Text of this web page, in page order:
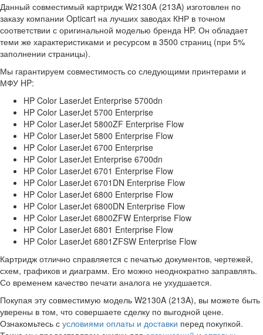
Данный совместимый картридж W2130A (213A) изготовлен по
заказу компании Opticart на лучших заводах КНР в точном
соответствии с оригинальной моделью бренда HP. Он обладает
теми же характеристиками и ресурсом в 3500 страниц (при 5%
заполнении страницы).
Мы гарантируем совместимость со следующими принтерами и
МФУ HP:
HP Color LaserJet Enterprise 5700dn
HP Color LaserJet 5700 Enterprise
HP Color LaserJet 5800ZF Enterprise Flow
HP Color LaserJet 5800 Enterprise Flow
HP Color LaserJet 6700 Enterprise
HP Color LaserJet Enterprise 6700dn
HP Color LaserJet 6701 Enterprise Flow
HP Color LaserJet 6701DN Enterprise Flow
HP Color LaserJet 6800 Enterprise Flow
HP Color LaserJet 6800DN Enterprise Flow
HP Color LaserJet 6800ZFW Enterprise Flow
HP Color LaserJet 6801 Enterprise Flow
HP Color LaserJet 6801ZFSW Enterprise Flow
Картридж отлично справляется с печатью документов, чертежей,
схем, графиков и диаграмм. Его можно неоднократно заправлять.
Со временем качество печати аналога не ухудшается.
Покупая эту совместимую модель W2130A (213A), вы можете быть
уверены в том, что совершаете сделку по выгодной цене.
Ознакомьтесь с условиями оплаты и доставки перед покупкой.